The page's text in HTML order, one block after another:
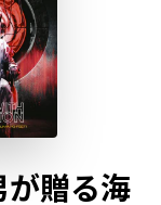
贈る海